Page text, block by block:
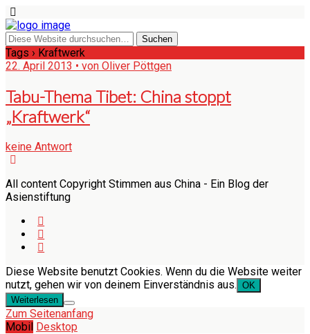
Tags › Kraftwerk
22. April 2013 • von Oliver Pöttgen
Tabu-Thema Tibet: China stoppt
„Kraftwerk“
keine Antwort
All content Copyright Stimmen aus China - Ein Blog der
Asienstiftung
Diese Website benutzt Cookies. Wenn du die Website weiter
nutzt, gehen wir von deinem Einverständnis aus. OK
Weiterlesen
Zum Seitenanfang
Mobil Desktop